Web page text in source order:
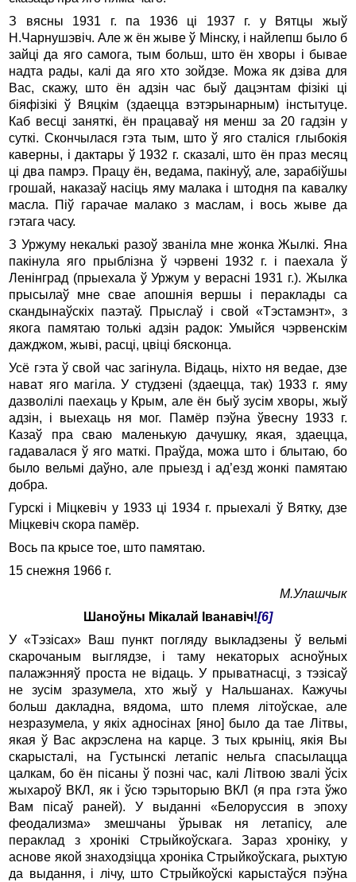
З вясны 1931 г. па 1936 ці 1937 г. у Вятцы жыў
Н.Чарнушэвіч. Але ж ён жыве ў Мінску, і найлепш было б
зайці да яго самога, тым больш, што ён хворы і бывае
надта рады, калі да яго хто зойдзе. Можа як дзіва для
Вас, скажу, што ён адзін час быў дацэнтам фізікі ці
біяфізікі ў Вяцкім (здаецца вэтэрынарным) інстытуце.
Каб весці заняткі, ён працаваў ня менш за 20 гадзін у
суткі. Скончылася гэта тым, што ў яго сталіся глыбокія
каверны, і дактары ў 1932 г. сказалі, што ён праз месяц
ці два памрэ. Працу ён, ведама, пакінуў, але, зарабіўшы
грошай, наказаў насіць яму малака і штодня па кавалку
масла. Піў гарачае малако з маслам, і вось жыве да
гэтага часу.
З Уржуму некалькі разоў званіла мне жонка Жылкі. Яна
пакінула яго прыблізна ў чэрвені 1932 г. і паехала ў
Ленінград (прыехала ў Уржум у верасні 1931 г.). Жылка
прысылаў мне свае апошнія вершы і пераклады са
скандынаўскіх паэтаў. Прыслаў і свой «Тэстамэнт», з
якога памятаю толькі адзін радок: Умыйся чэрвенскім
дажджом, жыві, расці, цвіці бясконца.
Усё гэта ў свой час загінула. Відаць, ніхто ня ведае, дзе
нават яго магіла. У студзені (здаецца, так) 1933 г. яму
дазволілі паехаць у Крым, але ён быў зусім хворы, жыў
адзін, і выехаць ня мог. Памёр пэўна ўвесну 1933 г.
Казаў пра сваю маленькую дачушку, якая, здаецца,
гадавалася ў яго маткі. Праўда, можа што і блытаю, бо
было вельмі даўно, але прыезд і ад’езд жонкі памятаю
добра.
Гурскі і Міцкевіч у 1933 ці 1934 г. прыехалі ў Вятку, дзе
Міцкевіч скора памёр.
Вось па крысе тое, што памятаю.
15 снежня 1966 г.
М.Улашчык
Шаноўны Мікалай Іванавіч![6]
У «Тэзісах» Ваш пункт погляду выкладзены ў вельмі
скарочаным выглядзе, і таму некаторых асноўных
палажэнняў проста не відаць. У прыватнасці, з тэзісаў
не зусім зразумела, хто жыў у Нальшанах. Кажучы
больш дакладна, вядома, што племя літоўскае, але
незразумела, у якіх адносінах [яно] было да тае Літвы,
якая ў Вас акрэслена на карце. З тых крыніц, якія Вы
скарысталі, на Густынскі летапіс нельга спасылацца
цалкам, бо ён пісаны ў позні час, калі Літвою звалі ўсіх
жыхароў ВКЛ, як і ўсю тэрыторыю ВКЛ (я пра гэта ўжо
Вам пісаў раней). У выданні «Белоруссия в эпоху
феодализма» змешчаны ўрывак ня летапісу, але
пераклад з хронікі Стрыйкоўскага. Зараз хроніку, у
аснове якой знаходзіцца хроніка Стрыйкоўскага, рыхтую
да выдання, і лічу, што Стрыйкоўскі карыстаўся пэўна